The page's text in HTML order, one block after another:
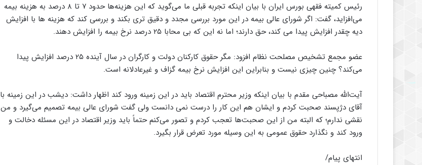
رئیس کمیته فقهی بورس ایران با بیان اینکه تجربه قبلی ما می‌گوید که این هزینه‌ها حدود ۷ تا ۸ درصد به هزینه بیمه
می‌افزاید، گفت: اگر شورای عالی بیمه در این مورد بررسی مجدد و دقیق تری بکند و بررسی کند که هزینه ها با افزایش
دیه چقدر افزایش پیدا می کند، حق دارند؛ اما نه این که بی محابا ۲۵ درصد نرخ بیمه را افزایش دهند.
عضو مجمع تشخیص مصلحت نظام افزود: مگر حقوق کارکنان دولت و کارگران در سال آینده ۲۵ درصد افزایش پیدا
می‌کند؟ چنین چیزی نیست و بنابراین این افزایش نرخ بیمه گزاف و غیرعادلانه است.
آیت‌الله مصباحی مقدم با بیان اینکه وزیر محترم اقتصاد باید در این زمینه ورود کند اظهار داشت: دیشب در این زمینه با
آقای دژپسند صحبت کردم و ایشان هم این کار را درست نمی دانست ولی گفت شورای عالی بیمه تصمیم می‌گیرد و من
نقشی ندارم؛ که البته من از این صحبت‌ها تعجب کردم و تصور می‌کنم حتماً باید وزیر اقتصاد در این مسئله دخالت و
ورود کند و نگذارد حقوق عمومی به این وسیله مورد تعرض قرار بگیرد.
انتهای پیام/